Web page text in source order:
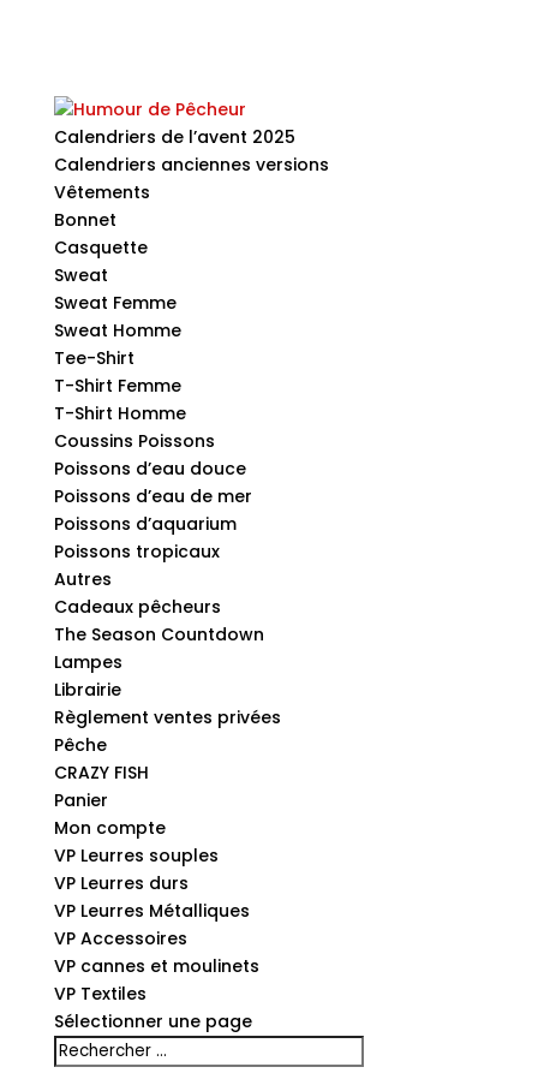
Calendriers de l’avent 2025
Calendriers anciennes versions
Vêtements
Bonnet
Casquette
Sweat
Sweat Femme
Sweat Homme
Tee-Shirt
T-Shirt Femme
T-Shirt Homme
Coussins Poissons
Poissons d’eau douce
Poissons d’eau de mer
Poissons d’aquarium
Poissons tropicaux
Autres
Cadeaux pêcheurs
The Season Countdown
Lampes
Librairie
Règlement ventes privées
Pêche
CRAZY FISH
Panier
Mon compte
VP Leurres souples
VP Leurres durs
VP Leurres Métalliques
VP Accessoires
VP cannes et moulinets
VP Textiles
Sélectionner une page